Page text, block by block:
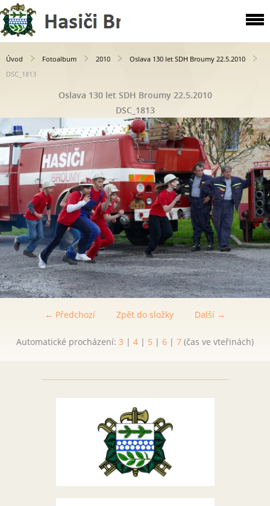
Úvod Fotoalbum 2010
Oslava 130 let SDH Broumy 22.5.2010
DSC_1813
Oslava 130 let SDH Broumy 22.5.2010
DSC_1813
← Předchozí Další →
Zpět do složky
Automatické procházení: 3 | 4 | 5 | 6 | 7 (čas ve vteřinách)